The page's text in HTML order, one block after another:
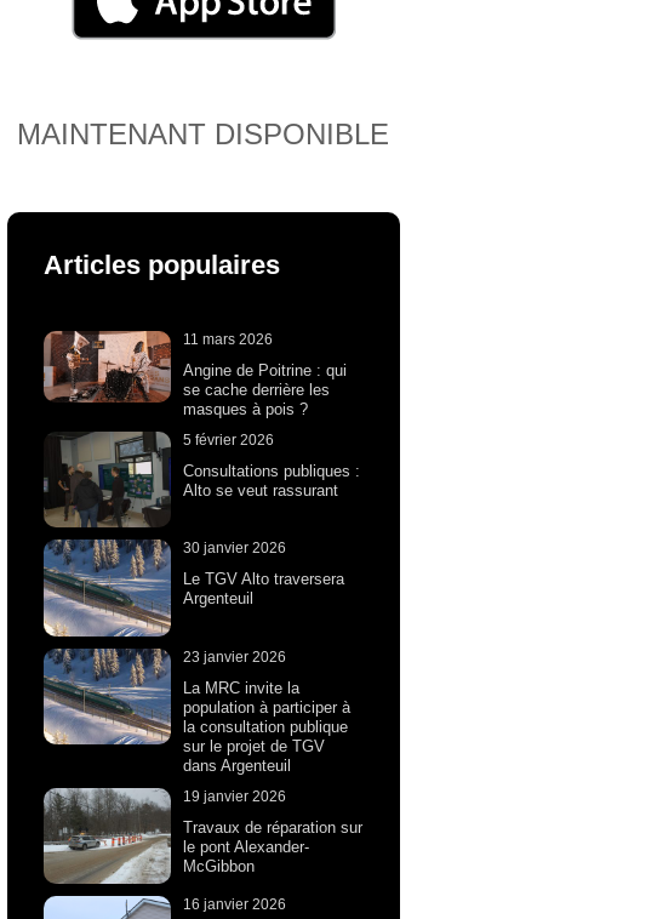
MAINTENANT DISPONIBLE
Articles populaires
11 mars 2026
Angine de Poitrine : qui
se cache derrière les
masques à pois ?
5 février 2026
Consultations publiques :
Alto se veut rassurant
30 janvier 2026
Le TGV Alto traversera
Argenteuil
23 janvier 2026
La MRC invite la
population à participer à
la consultation publique
sur le projet de TGV
dans Argenteuil
19 janvier 2026
Travaux de réparation sur
le pont Alexander-
McGibbon
16 janvier 2026